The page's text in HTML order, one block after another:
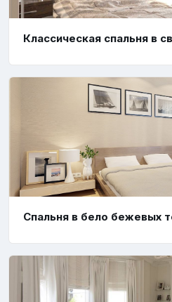
Классическая спальня в
Спальня в бело бежевых